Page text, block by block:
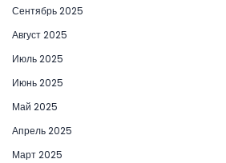
Сентябрь 2025
Август 2025
Июль 2025
Июнь 2025
Май 2025
Апрель 2025
Март 2025